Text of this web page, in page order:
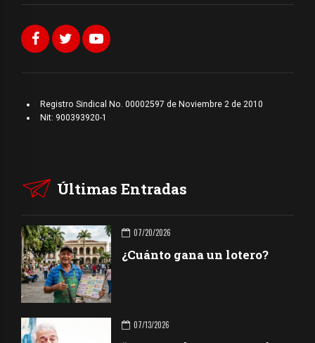
Registro Sindical No. 00002597 de Noviembre 2 de 2010
Nit: 900393920-1
Últimas Entradas
07/20/2026
¿Cuánto gana un lotero?
07/13/2026